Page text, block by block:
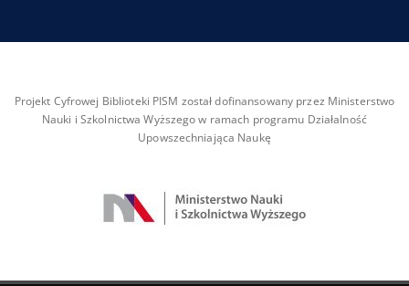
Projekt Cyfrowej Biblioteki PISM został dofinansowany przez Ministerstwo
Nauki i Szkolnictwa Wyższego w ramach programu Działalność
Upowszechniająca Naukę